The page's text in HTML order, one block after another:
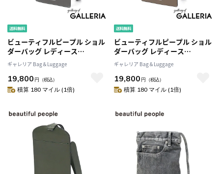
ビューティフルピープル ショル
ダーバッグ レディース
beautiful people 斜めがけ 小
さめ 薄型 ポーチ ショルダーポ
ーチ ブランド 本革 軽量 軽い ス
マホ マチなし 日本製 baggage
ギャレリア Bag＆Luggage
19,800 円 （税込）
積算 180 マイル (1倍)
ビューティフルピープル ショル
ダーバッグ レディース
beautiful people 斜めがけ 小
さめ 薄型 ポーチ ショルダーポ
ーチ ブランド 本革 軽量 軽い ス
マホ マチなし 日本製 baggage
ギャレリア Bag＆Luggage
19,800 円 （税込）
積算 180 マイル (1倍)